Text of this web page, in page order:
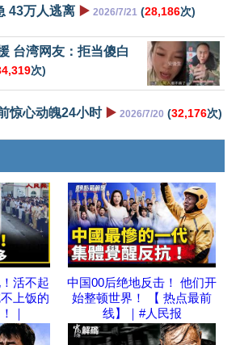
43万人逃离 ▶️ 2026/7/21 (28,186次)
台湾网友：拒当傻白
次)
惊心动魄24小时 ▶️ 2026/7/20 (32,176次)
活不起
上饭的
｜
中国00后绝地反击！ 他们开
始整顿世界！ 【 热点最前
线】｜#人民报